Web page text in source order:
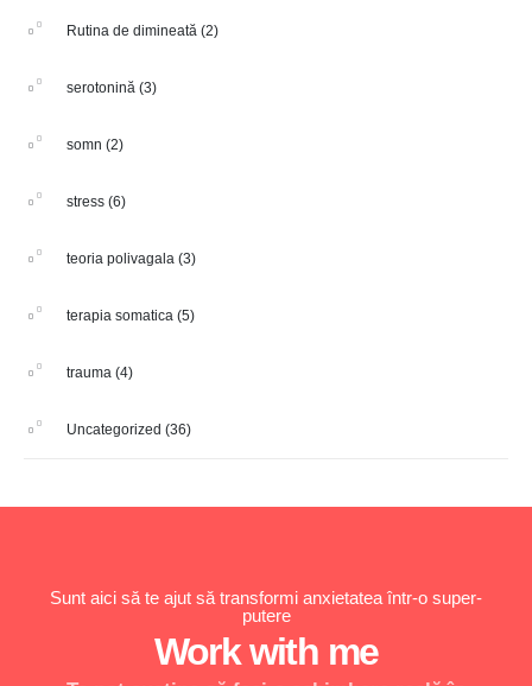
Rutina de dimineată (2)
serotonină (3)
somn (2)
stress (6)
teoria polivagala (3)
terapia somatica (5)
trauma (4)
Uncategorized (36)
Sunt aici să te ajut să transformi anxietatea într-o super-
putere
Work with me